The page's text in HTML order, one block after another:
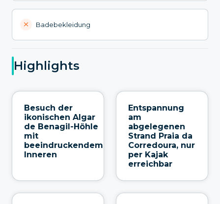
Badebekleidung
Highlights
Besuch der
ikonischen Algar
de Benagil-Höhle
mit
beeindruckendem
Inneren
Entspannung
am
abgelegenen
Strand Praia da
Corredoura, nur
per Kajak
erreichbar